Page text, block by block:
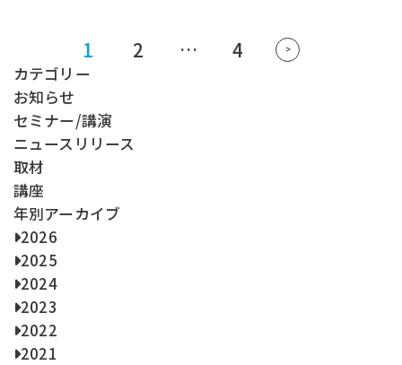
稿
の
ペ
ー
ジ
送
り
1 2 … 4 >
カテゴリー
お知らせ
セミナー/講演
ニュースリリース
取材
講座
年別アーカイブ
2026
2025
2024
2023
2022
2021